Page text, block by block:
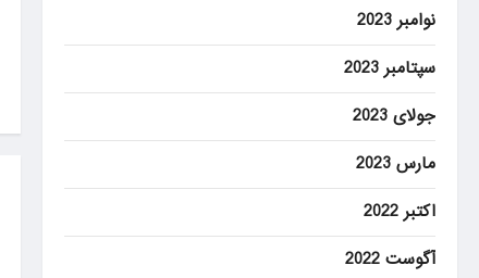
نوامبر 2023
سپتامبر 2023
جولای 2023
مارس 2023
اکتبر 2022
آگوست 2022